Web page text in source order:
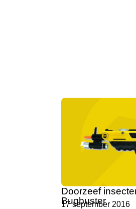
Doorzeef
Bugbuster
17 september 2016